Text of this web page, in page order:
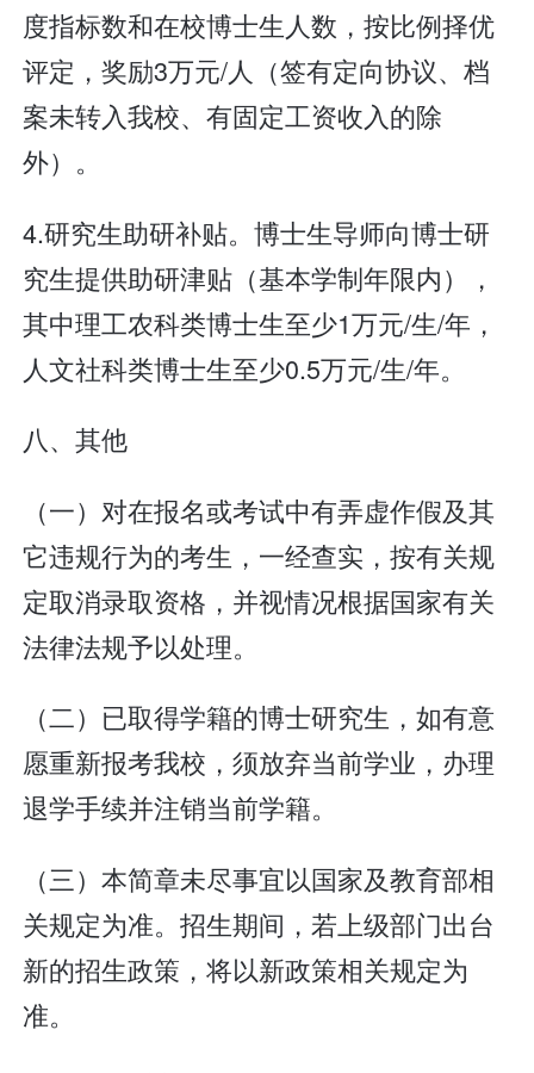
度指标数和在校博士生人数，按比例择优
评定，奖励3万元/人（签有定向协议、档
案未转入我校、有固定工资收入的除
外）。
4.研究生助研补贴。博士生导师向博士研
究生提供助研津贴（基本学制年限内），
其中理工农科类博士生至少1万元/生/年，
人文社科类博士生至少0.5万元/生/年。
八、其他
（一）对在报名或考试中有弄虚作假及其
它违规行为的考生，一经查实，按有关规
定取消录取资格，并视情况根据国家有关
法律法规予以处理。
（二）已取得学籍的博士研究生，如有意
愿重新报考我校，须放弃当前学业，办理
退学手续并注销当前学籍。
（三）本简章未尽事宜以国家及教育部相
关规定为准。招生期间，若上级部门出台
新的招生政策，将以新政策相关规定为
准。